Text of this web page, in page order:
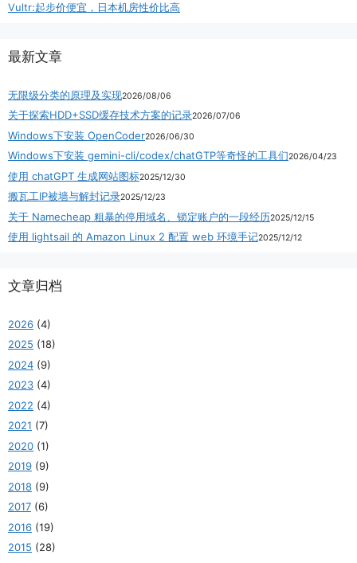
Vultr:起步价便宜，日本机房性价比高
最新文章
无限级分类的原理及实现2026/08/06
关于探索HDD+SSD缓存技术方案的记录2026/07/06
Windows下安装 OpenCoder2026/06/30
Windows下安装 gemini-cli/codex/chatGTP等奇怪的工具们2026/04/23
使用 chatGPT 生成网站图标2025/12/30
搬瓦工IP被墙与解封记录2025/12/23
关于 Namecheap 粗暴的停用域名、锁定账户的一段经历2025/12/15
使用 lightsail 的 Amazon Linux 2 配置 web 环境手记2025/12/12
文章归档
2026 (4)
2025 (18)
2024 (9)
2023 (4)
2022 (4)
2021 (7)
2020 (1)
2019 (9)
2018 (9)
2017 (6)
2016 (19)
2015 (28)